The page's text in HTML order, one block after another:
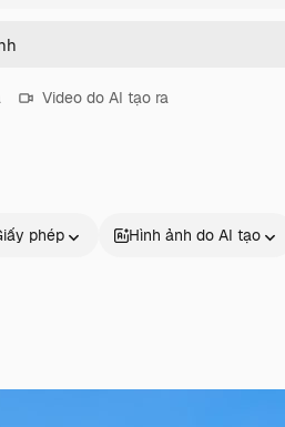
Video do AI tạo ra
phép Hình ảnh do AI tạo